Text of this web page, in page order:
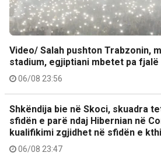
Video/ Salah pushton Trabzonin,
stadium, egjiptiani mbetet pa fjalë
06/08 23:56
Shkëndija bie në Skoci, skuadra
sfidën e parë ndaj Hibernian në
kualifikimi zgjidhet në sfidën e
06/08 23:47